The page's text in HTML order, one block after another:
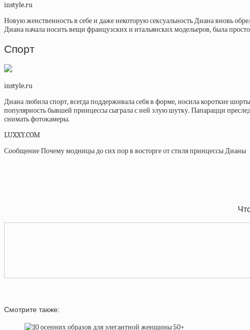
instyle.ru
Новую женственность в себе и даже некоторую сексуальность Диана вновь
Диана начала носить вещи французских и итальянских модельеров, была
Спорт
instyle.ru
Диана любила спорт, всегда поддерживала себя в форме, носила короткие
популярность бывшей принцессы сыграла с ней злую шутку. Папарацци
снимать фотокамеры.
LUXXY.COM
Сообщение Почему модницы до сих пор в восторге от стиля принцессы Дианы
Смотрите также: